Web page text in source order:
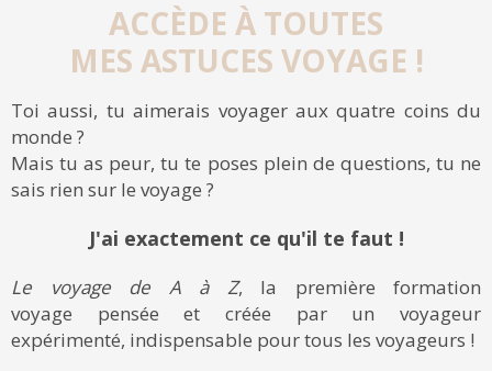
ACCÈDE À TOUTES
MES ASTUCES VOYAGE !
Toi aussi, tu aimerais voyager aux quatre coins du
monde ?
Mais tu as peur, tu te poses plein de questions, tu ne
sais rien sur le voyage ?
J'ai exactement ce qu'il te faut !
Le voyage de A à Z, la première formation
voyage pensée et créée par un voyageur
expérimenté, indispensable pour tous les voyageurs !